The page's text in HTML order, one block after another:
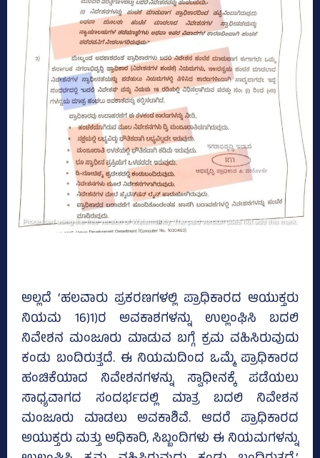
ಅಲ್ಲದೆ ‘ಹಲವಾರು ಪ್ರಕರಣಗಳಲ್ಲಿ ಪ್ರಾಧಿಕಾರದ ಆಯುಕ್ತರು
ನಿಯಮ 16)1)ರ ಅವಕಾಶಗಳನ್ನು ಉಲ್ಲಂಘಿಸಿ ಬದಲಿ
ನಿವೇಶನ ಮಂಜೂರು ಮಾಡುವ ಬಗ್ಗೆ ಕ್ರಮ ವಹಿಸಿರುವುದು
ಕಂಡು ಬಂದಿರುತ್ತದೆ. ಈ ನಿಯಮದಿಂದ ಒಮ್ಮೆ ಪ್ರಾಧಿಕಾರದ
ಹಂಚಿಕೆಯಾದ ನಿವೇಶನಗಳನ್ನು ಸ್ವಾಧೀನಕ್ಕೆ ಪಡೆಯಲು
ಸಾಧ್ಯವಾಗದ ಸಂದರ್ಭದಲ್ಲಿ ಮಾತ್ರ ಬದಲಿ ನಿವೇಶನ
ಮಂಜೂರು ಮಾಡಲು ಅವಕಾಶಿವೆ. ಆದರೆ ಪ್ರಾಧಿಕಾರದ
ಅಯುಕ್ತರು ಮತ್ತು ಅಧಿಕಾರಿ, ಸಿಬ್ಬಂದಿಗಳು ಈ ನಿಯಮಗಳನ್ನು